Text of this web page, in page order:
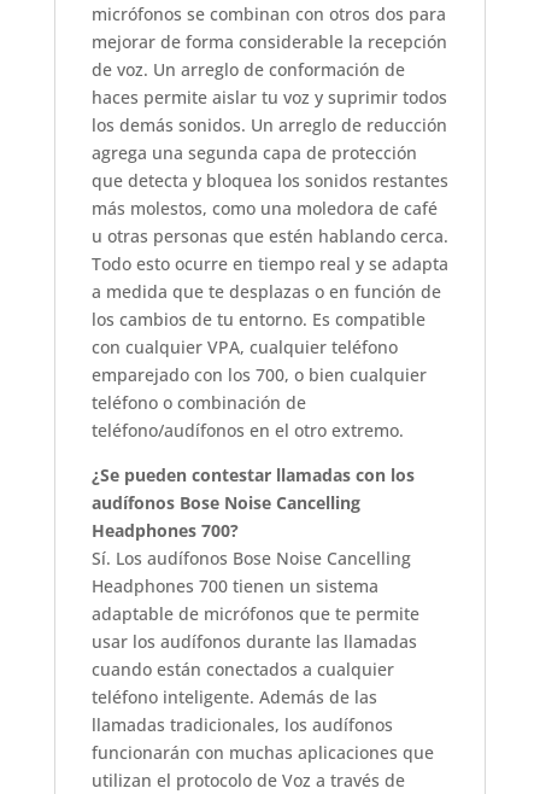
micrófonos se combinan con otros dos para
mejorar de forma considerable la recepción
de voz. Un arreglo de conformación de
haces permite aislar tu voz y suprimir todos
los demás sonidos. Un arreglo de reducción
agrega una segunda capa de protección
que detecta y bloquea los sonidos restantes
más molestos, como una moledora de café
u otras personas que estén hablando cerca.
Todo esto ocurre en tiempo real y se adapta
a medida que te desplazas o en función de
los cambios de tu entorno. Es compatible
con cualquier VPA, cualquier teléfono
emparejado con los 700, o bien cualquier
teléfono o combinación de
teléfono/audífonos en el otro extremo.
¿Se pueden contestar llamadas con los
audífonos Bose Noise Cancelling
Headphones 700?
Sí. Los audífonos Bose Noise Cancelling
Headphones 700 tienen un sistema
adaptable de micrófonos que te permite
usar los audífonos durante las llamadas
cuando están conectados a cualquier
teléfono inteligente. Además de las
llamadas tradicionales, los audífonos
funcionarán con muchas aplicaciones que
utilizan el protocolo de Voz a través de